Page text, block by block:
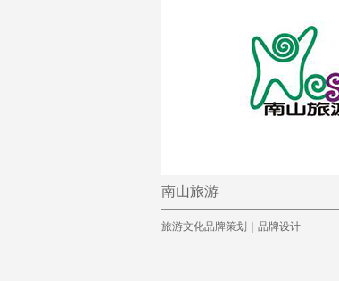
南山旅游
旅游文化品牌策划｜品牌设计